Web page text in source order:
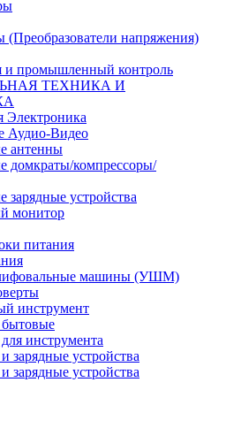
(Преобразователи напряжения)
и промышленный контроль
ТЕХНИКА И
Электроника
Аудио-Видео
антенны
домкраты/компрессоры/
зарядные устройства
монитор
питания
машины (УШМ)
инструмент
инструмента
зарядные устройства
зарядные устройства